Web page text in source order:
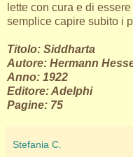
lette con cura e di
semplice capire subito i
Titolo: Siddharta
Autore: Hermann
Anno: 1922
Editore: Adelphi
Pagine: 75
Stefania C.